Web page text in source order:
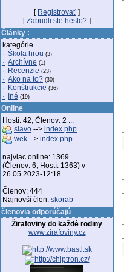
[ Registrovať ]
[Zabudli ste heslo? ]
Články :
kategórie
· Škola hrou (3)
· Archívne (1)
· Recenzie (23)
· Ako na to? (30)
· Konštrukcie (36)
· Iné (19)
Online
Hostí: 42, Členov: 2 ...
slavo --> index.php
wek --> index.php
najviac online: 1369
(Členov: 6, Hostí: 1363) v
26.05.2023-12:18
Členov: 444
Najnovší člen: skorab
členovia odporúčajú
Žirafoviny do každé rodiny
www.zirafoviny.cz